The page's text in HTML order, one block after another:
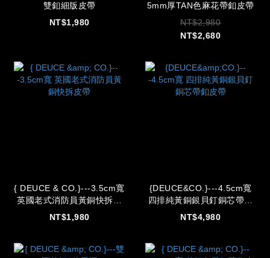
雙釦細版皮帶
NT$1,980
5mm厚TAN色麻花帶釦皮帶
NT$2,980
NT$2,680
{ DEUCE & CO.}---3.5cm寬
英國老式消防員黃銅快拆皮
帶
NT$1,980
{DEUCE&CO.}---4.5cm寬
四排純黃銅銀貝釘銅芯帶釦
皮帶
NT$4,980